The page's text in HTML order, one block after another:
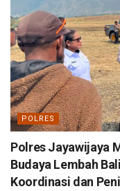
POLRES
Polres Jayawijaya
Budaya Lembah
Koordinasi dan